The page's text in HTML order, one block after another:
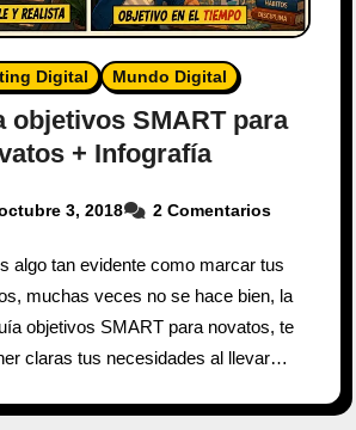
Digital Mundo Digital
objetivos SMART para
+ Infografía
3, 2018 2 Comentarios
algo tan evidente como marcar tus
muchas veces no se hace bien, la
objetivos SMART para novatos, te
claras tus necesidades al llevar…